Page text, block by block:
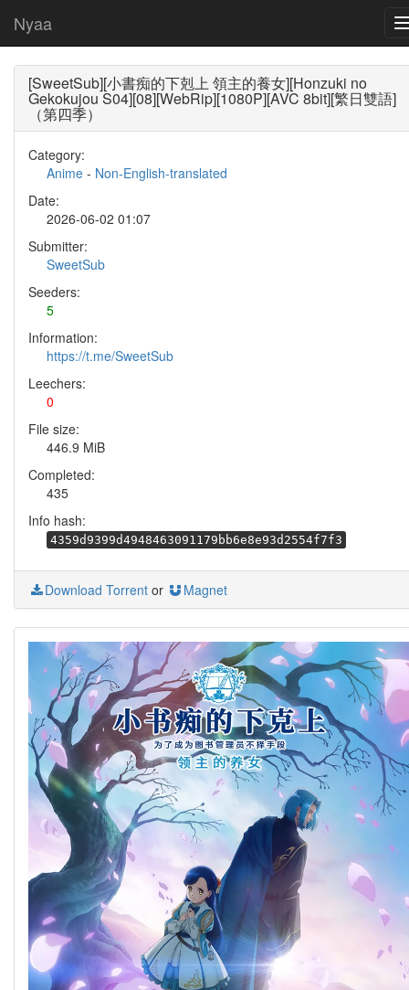
Nyaa
[SweetSub][小書痴的下剋上 領主的養女][Honzuki no
Gekokujou S04][08][WebRip][1080P][AVC 8bit][繁日雙語]
（第四季）
Category:
Anime - Non-English-translated
Date:
2026-06-02 01:07
Submitter:
SweetSub
Seeders:
5
Information:
https://t.me/SweetSub
Leechers:
0
File size:
446.9 MiB
Completed:
435
Info hash:
4359d9399d4948463091179bb6e8e93d2554f7f3
Download Torrent or Magnet